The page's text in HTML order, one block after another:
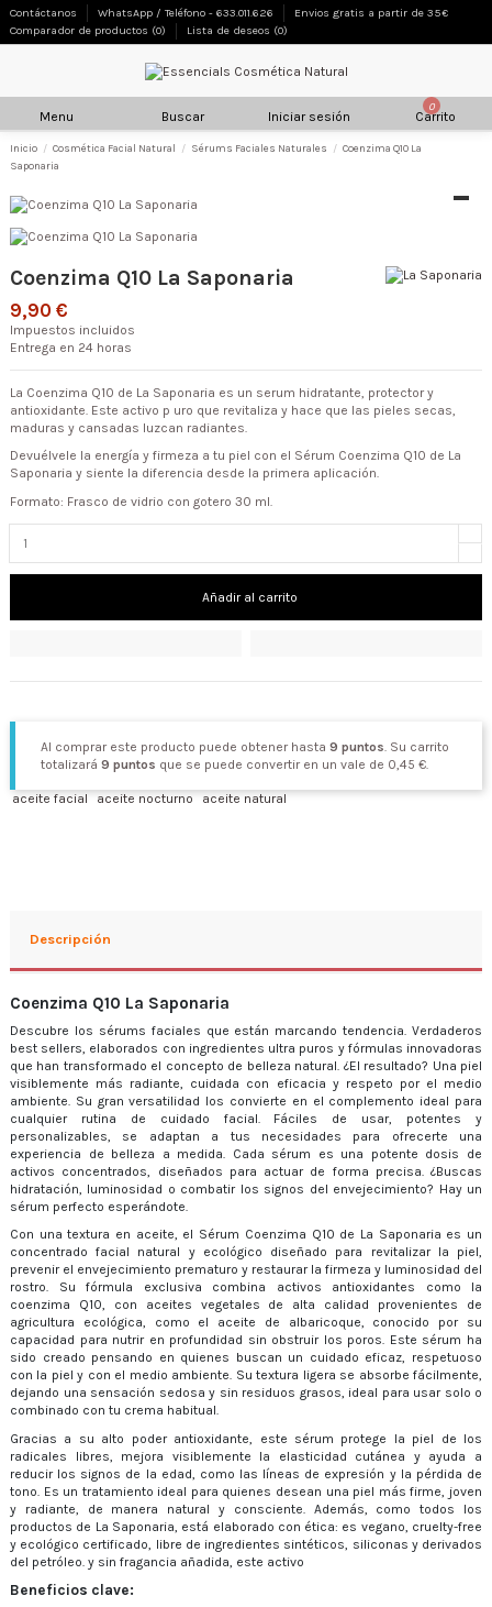
Contáctanos WhatsApp / Teléfono - 633.011.626
Envios gratis a partir de 35€
Comparador de productos (0) Lista de deseos (0)
Menu Buscar Iniciar sesión
0
Carrito
Inicio Cosmética Facial Natural Sérums Faciales Naturales
Coenzima Q10 La
Saponaria
Coenzima Q10 La Saponaria
9,90 €
Impuestos incluidos
Entrega en 24 horas
La Coenzima Q10 de La Saponaria es un serum hidratante, protector y
antioxidante. Este activo p uro que revitaliza y hace que las pieles secas,
maduras y cansadas luzcan radiantes.
Devuélvele la energía y firmeza a tu piel con el Sérum Coenzima Q10 de La
Saponaria y siente la diferencia desde la primera aplicación.
Formato: Frasco de vidrio con gotero 30 ml.
Añadir al carrito
Al comprar este producto puede obtener hasta 9 puntos . Su carrito
totalizará 9 puntos que se puede convertir en un vale de 0,45 €.
aceite facial aceite nocturno aceite natural
Descripción
Coenzima Q10 La Saponaria
Descubre los sérums faciales que están marcando tendencia. Verdaderos
best sellers, elaborados con ingredientes ultra puros y fórmulas innovadoras
que han transformado el concepto de belleza natural. ¿El resultado? Una piel
visiblemente más radiante, cuidada con eficacia y respeto por el medio
ambiente. Su gran versatilidad los convierte en el complemento ideal para
cualquier rutina de cuidado facial. Fáciles de usar, potentes y
personalizables, se adaptan a tus necesidades para ofrecerte una
experiencia de belleza a medida. Cada sérum es una potente dosis de
activos concentrados, diseñados para actuar de forma precisa. ¿Buscas
hidratación, luminosidad o combatir los signos del envejecimiento? Hay un
sérum perfecto esperándote.
Con una textura en aceite, el Sérum Coenzima Q10 de La Saponaria es un
concentrado facial natural y ecológico diseñado para revitalizar la piel,
prevenir el envejecimiento prematuro y restaurar la firmeza y luminosidad del
rostro. Su fórmula exclusiva combina activos antioxidantes como la
coenzima Q10, con aceites vegetales de alta calidad provenientes de
agricultura ecológica, como el aceite de albaricoque, conocido por su
capacidad para nutrir en profundidad sin obstruir los poros. Este sérum ha
sido creado pensando en quienes buscan un cuidado eficaz, respetuoso
con la piel y con el medio ambiente. Su textura ligera se absorbe fácilmente,
dejando una sensación sedosa y sin residuos grasos, ideal para usar solo o
combinado con tu crema habitual.
Gracias a su alto poder antioxidante, este sérum protege la piel de los
radicales libres, mejora visiblemente la elasticidad cutánea y ayuda a
reducir los signos de la edad, como las líneas de expresión y la pérdida de
tono. Es un tratamiento ideal para quienes desean una piel más firme, joven
y radiante, de manera natural y consciente. Además, como todos los
productos de La Saponaria, está elaborado con ética: es vegano, cruelty-free
y ecológico certificado, libre de ingredientes sintéticos, siliconas y derivados
del petróleo. y sin fragancia añadida, este activo
Beneficios clave: